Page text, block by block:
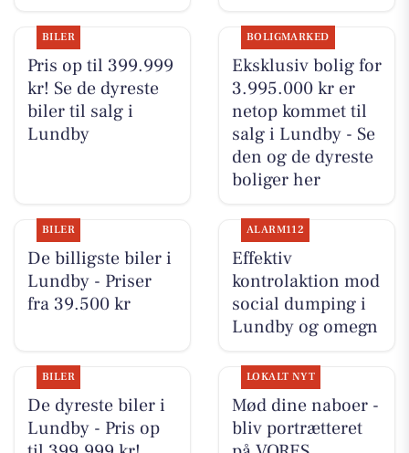
BILER
Pris op til 399.999
kr! Se de dyreste
biler til salg i
Lundby
BOLIGMARKED
Eksklusiv bolig for
3.995.000 kr er
netop kommet til
salg i Lundby - Se
den og de dyreste
boliger her
BILER
De billigste biler i
Lundby - Priser
fra 39.500 kr
ALARM112
Effektiv
kontrolaktion mod
social dumping i
Lundby og omegn
BILER
De dyreste biler i
Lundby - Pris op
LOKALT NYT
Mød dine naboer -
bliv portrætteret